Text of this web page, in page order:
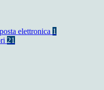
elettronica 1
21